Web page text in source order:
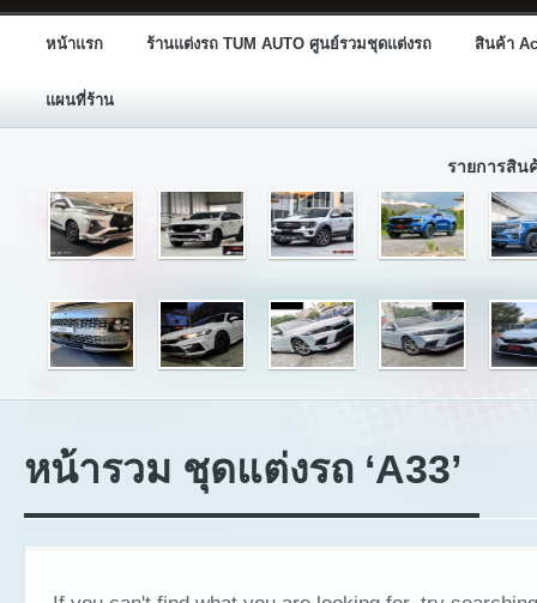
หน้าแรก ร้านแต่งรถ TUM AUTO ศูนย์รวมชุดแต่งรถ สินค้า
แผนที่ร้าน
รายการสิน
หน้ารวม ชุดแต่งรถ ‘A33’